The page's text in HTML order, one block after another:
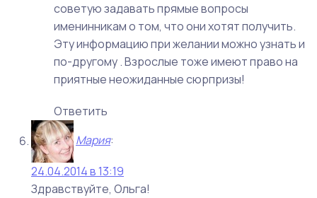
советую задавать прямые вопросы
именинникам о том, что они хотят получить.
Эту информацию при желании можно узнать и
по-другому . Взрослые тоже имеют право на
приятные неожиданные сюрпризы!
Ответить
Мария:
24.04.2014 в 13:19
Здравствуйте, Ольга!